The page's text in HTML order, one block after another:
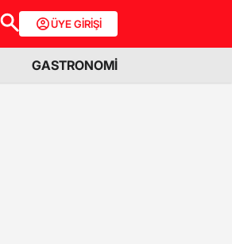
ÜYE GİRİŞİ
GASTRONOMİ